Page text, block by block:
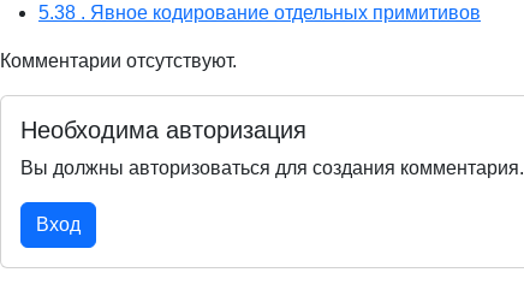
5.38 . Явное кодирование отдельных примитивов
Комментарии отсутствуют.
Необходима авторизация
Вы должны авторизоваться для создания комментария.
Вход